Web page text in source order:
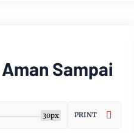
Sampai
30px PRINT